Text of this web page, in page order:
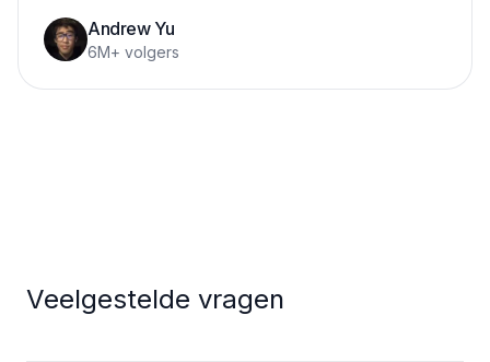
Andrew Yu
6M+ volgers
Veelgestelde vragen